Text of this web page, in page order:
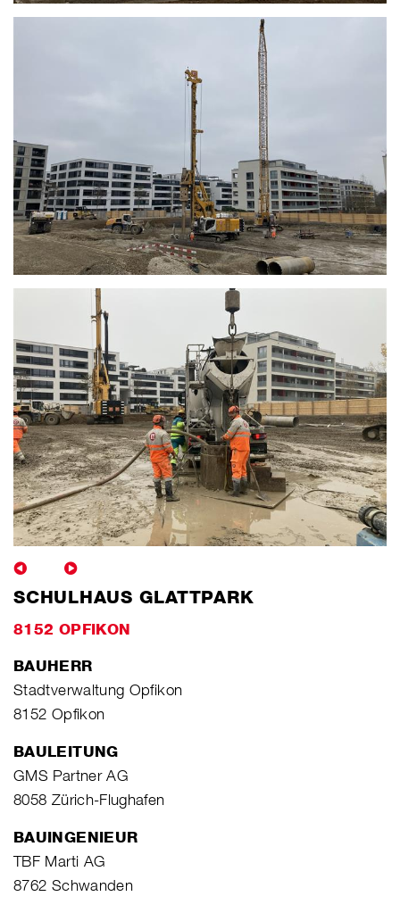
SCHULHAUS GLATTPARK
8152 OPFIKON
BAUHERR
Stadtverwaltung Opfikon
8152 Opfikon
BAULEITUNG
GMS Partner AG
8058 Zürich-Flughafen
BAUINGENIEUR
TBF Marti AG
8762 Schwanden